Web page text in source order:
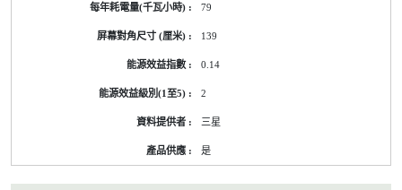
79
139
0.14
2
三星
是